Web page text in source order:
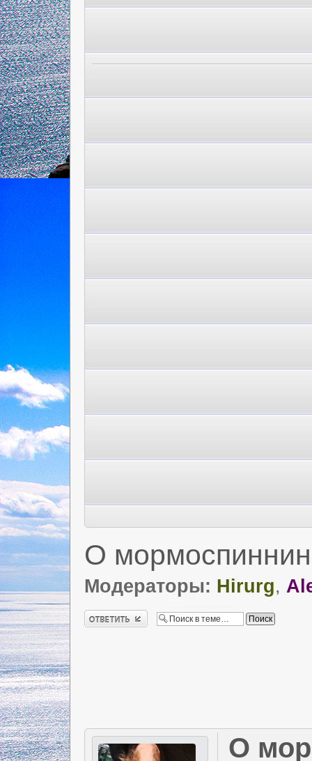
О
Модераторы: Hirurg,
Ответить
О